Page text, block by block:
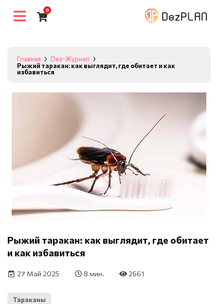
0
Главная
Dez-Журнал
Рыжий таракан: как выглядит, где обитает и как
избавиться
Рыжий таракан: как выглядит, где обитает
и как избавиться
27 Май 2025 8 мин. 2661
Тараканы